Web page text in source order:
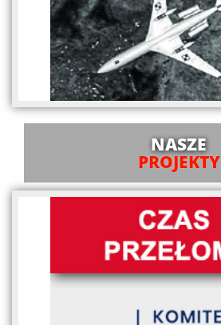
NASZE
PROJEKTY